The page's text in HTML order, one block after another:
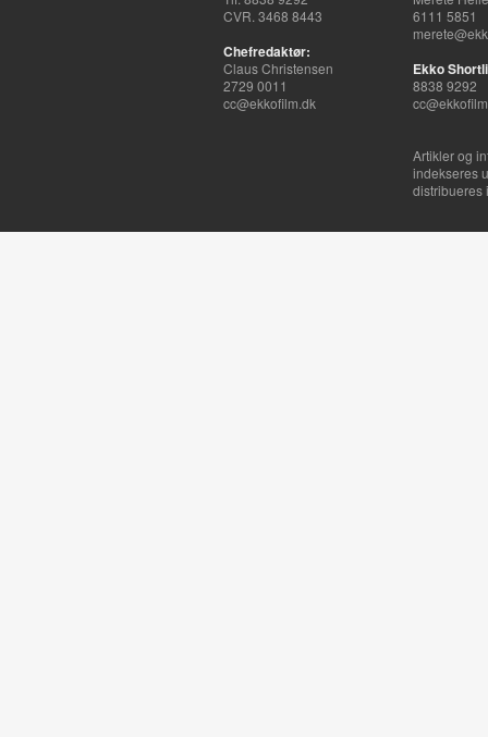
CVR. 3468 8443
Chefredaktør:
Claus Christensen
2729 0011
cc@ekkofilm.dk
6111 5851
Ekko
8838 9292
Artikler og
indekseres
distribueres